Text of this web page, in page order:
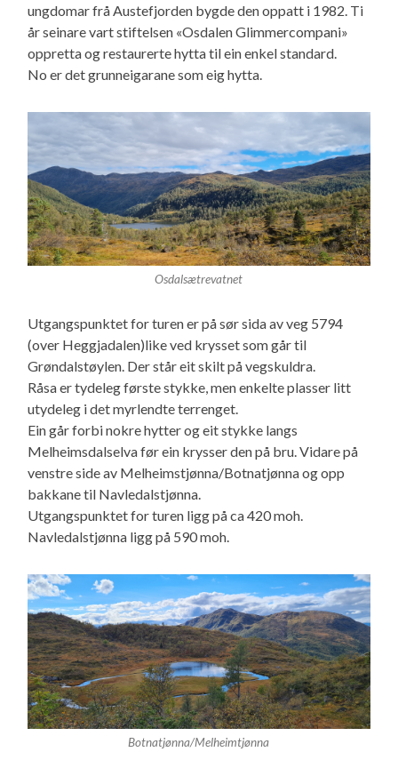
ungdomar frå Austefjorden bygde den oppatt i 1982. Ti
år seinare vart stiftelsen «Osdalen Glimmercompani»
oppretta og restaurerte hytta til ein enkel standard.
No er det grunneigarane som eig hytta.
Osdalsætrevatnet
Utgangspunktet for turen er på sør sida av veg 5794
(over Heggjadalen)like ved krysset som går til
Grøndalstøylen. Der står eit skilt på vegskuldra.
Råsa er tydeleg første stykke, men enkelte plasser litt
utydeleg i det myrlendte terrenget.
Ein går forbi nokre hytter og eit stykke langs
Melheimsdalselva før ein krysser den på bru. Vidare på
venstre side av Melheimstjønna/Botnatjønna og opp
bakkane til Navledalstjønna.
Utgangspunktet for turen ligg på ca 420 moh.
Navledalstjønna ligg på 590 moh.
Botnatjønna/Melheimtjønna